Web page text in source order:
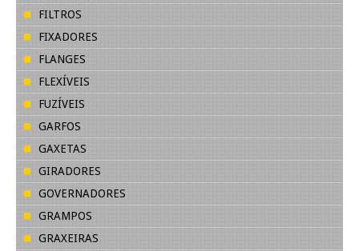
FILTROS
FIXADORES
FLANGES
FLEXÍVEIS
FUZÍVEIS
GARFOS
GAXETAS
GIRADORES
GOVERNADORES
GRAMPOS
GRAXEIRAS